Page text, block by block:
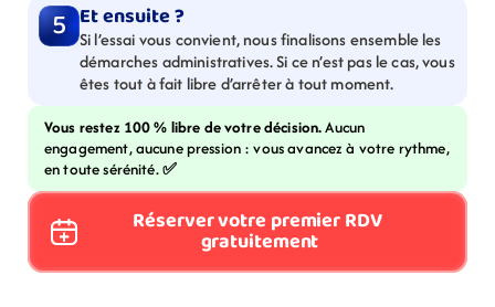
5 Et ensuite ?
Si l’essai vous convient, nous finalisons ensemble les
démarches administratives. Si ce n’est pas le cas, vous
êtes tout à fait libre d’arrêter à tout moment.
Vous restez 100 % libre de votre décision. Aucun
engagement, aucune pression : vous avancez à votre rythme,
en toute sérénité. ✅
Réserver votre premier RDV
gratuitement